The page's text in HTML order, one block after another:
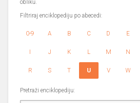
obliku.
Filtriraj enciklopediju po abecedi:
0-9 A B C D E
I J K L M N
R S T U V W
Pretraži enciklopediju: